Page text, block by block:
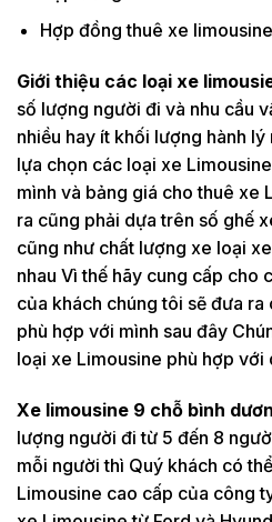
Hợp đồng thuê xe
Giới thiệu các loại xe
số lượng người đi và nhu cầu
nhiều hay ít khối lượng hành
lựa chọn các loại xe
mình và bảng giá cho thuê xe
ra cũng phải dựa trên số ghế
cũng như chất lượng xe loại
nhau Vì thế hãy cung cấp cho
của khách chúng tôi sẽ đưa
phù hợp với mình sau đây
loại xe Limousine phù hợp với
Xe limousine 9 chỗ bình
lượng người đi từ 5 đến 8
mỗi người thì Quý khách có
Limousine cao cấp của công